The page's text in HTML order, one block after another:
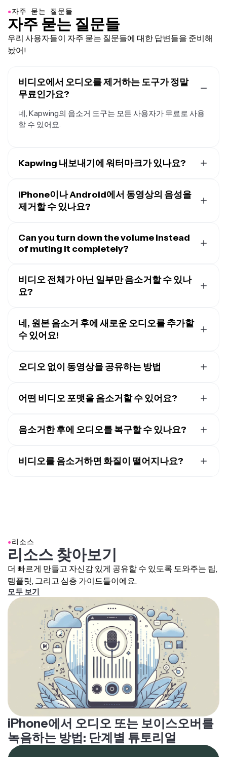
●자주 묻는 질문들
자주 묻는 질문들
우리 사용자들이 자주 묻는 질문들에 대한 답변들을 준비해
놨어!
비디오에서 오디오를 제거하는 도구가 정말
무료인가요?
네, Kapwing의 음소거 도구는 모든 사용자가 무료로 사용
할 수 있어요.
Kapwing 내보내기에 워터마크가 있나요?
이커에서 내보낸 모든 파일에 워터마크가 포함돼요.Pro
계정으로 업그레이드하면 당신의 작품에서 워터마크가 완
iPhone이나 Android에서 동영상의 음성을
제거할 수 있나요?
앱을 다운로드할 필요 없이 데스크톱, 태블릿, 모바일
(iPhone 또는 Android)에서 브라우저로 직접 오디오를 제
Can you turn down the volume instead
of muting it completely?
제거하지 않으면서 음량을 낮추거나 높일 수 있어요.
비디오 전체가 아닌 일부만 음소거할 수 있나
요?
주지 않고 특정 섹션만 음소거할 수 있어요. 이건 보이스오
버, 효과음, 또는 음악을 필요한 부분에만 추가할 때 특히
네, 원본 음소거 후에 새로운 오디오를 추가할
수 있어요!
오버를 추가하거나 Kapwing의 내장 음악 라이브러리와
오디오 없이 동영상을 공유하는 방법
하거나, Kapwing 내보내기 페이지에서 바로 TikTok,
어떤 비디오 포맷을 음소거할 수 있어요?
는 형식들을 지원해요.
음소거한 후에 오디오를 복구할 수 있나요?
수준으로 다시 드래그하면 오디오를 복구할 수 있어요.
비디오를 음소거하면 화질이 떨어지나요?
●리소스
리소스 찾아보기
더 빠르게 만들고 자신감 있게 공유할 수 있도록 도와주는 팁,
템플릿, 그리고 심층 가이드들이에요.
모두 보기
iPhone에서 오디오 또는 보이스오버를
녹음하는 방법: 단계별 튜토리얼